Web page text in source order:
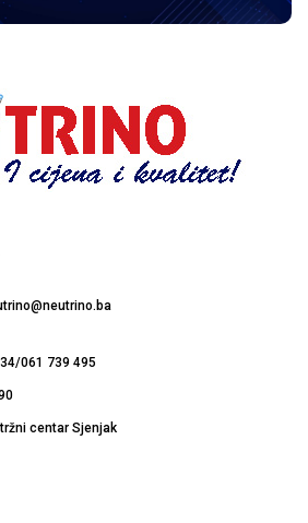
061 739 495
centar Sjenjak